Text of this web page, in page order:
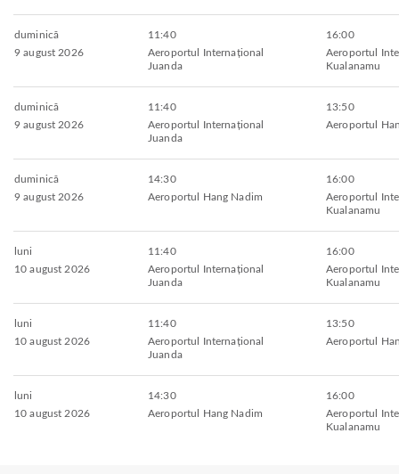
duminică
9 august 2026
11:40
Aeroportul Internațional
Juanda
16:00
Aeroportul
Kualanamu
duminică
9 august 2026
11:40
Aeroportul Internațional
Juanda
13:50
Aeroportul
duminică
9 august 2026
14:30
Aeroportul Hang Nadim
16:00
Aeroportul
Kualanamu
luni
10 august 2026
11:40
Aeroportul Internațional
Juanda
16:00
Aeroportul
Kualanamu
luni
10 august 2026
11:40
Aeroportul Internațional
Juanda
13:50
Aeroportul
luni
10 august 2026
14:30
Aeroportul Hang Nadim
16:00
Aeroportul
Kualanamu